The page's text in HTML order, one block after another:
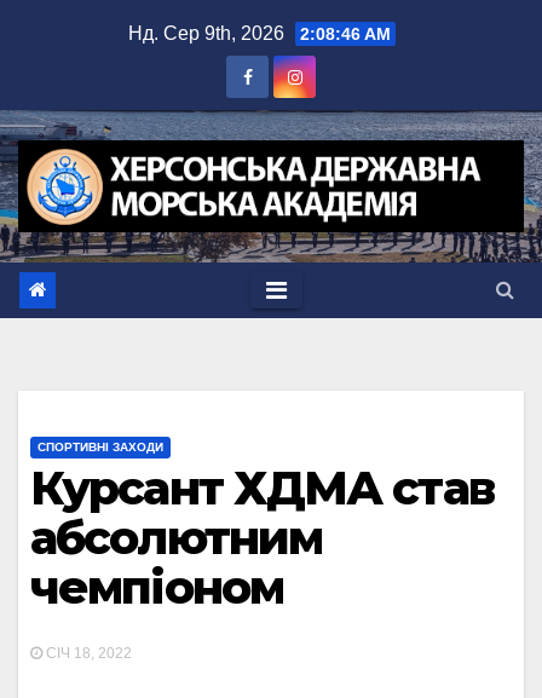
Нд. Сер 9th, 2026 2:08:47 AM
СПОРТИВНІ ЗАХОДИ
Курсант ХДМА став
абсолютним
чемпіоном
СІЧ 18, 2022